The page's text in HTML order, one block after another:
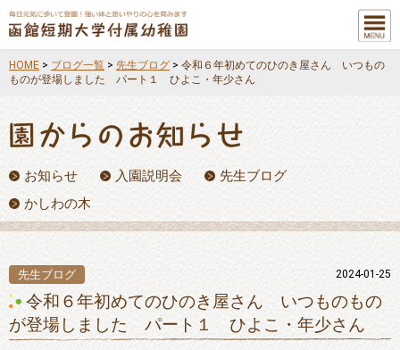
メニュ
ー
HOME > ブログ一覧 > 先生ブログ > 令和６年初めてのひのき屋さん いつもの
ものが登場しました パート１ ひよこ・年少さん
お知らせ 入園説明会
先生ブログ
かしわの木
先生ブログ 2024-01-25
令和６年初めてのひのき屋さん いつものもの
が登場しました パート１ ひよこ・年少さん